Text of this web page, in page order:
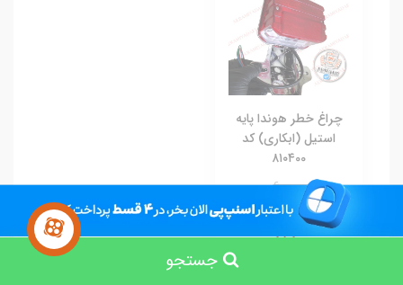
چراغ خطر هوندا پایه
استیل (ابکاری) کد
۸۱۰۴00
600,000
372,000 تومان
ناموجود
جستجو